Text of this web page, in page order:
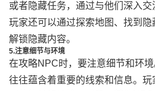
或者隐藏任务，通过与他们深入交
玩家还可以通过探索地图、找到
解锁隐藏内容。
5.注意细节与环境
在攻略NPC时，要注意细节和环
往往蕴含着重要的线索和信息。玩